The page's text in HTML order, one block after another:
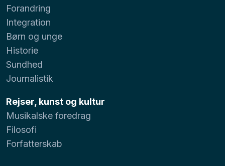
Forandring
Integration
Børn og unge
Historie
Sundhed
Journalistik
Rejser, kunst og kultur
Musikalske foredrag
Filosofi
Forfatterskab